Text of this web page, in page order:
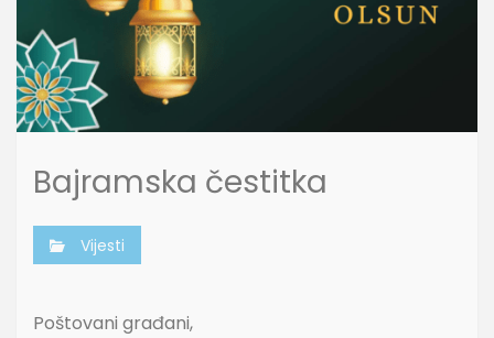
Bajramska čestitka
Vijesti
Poštovani građani,